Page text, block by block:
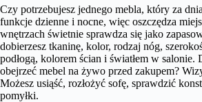
Czy potrzebujesz jednego mebla, który za
funkcje dzienne i nocne, więc oszczędza
wnętrzach świetnie sprawdza się jako
dobierzesz tkaninę, kolor, rodzaj nóg,
podłogą, kolorem ścian i światłem w
obejrzeć mebel na żywo przed zakupem?
Możesz usiąść, rozłożyć sofę, sprawdzić
pomyłki.